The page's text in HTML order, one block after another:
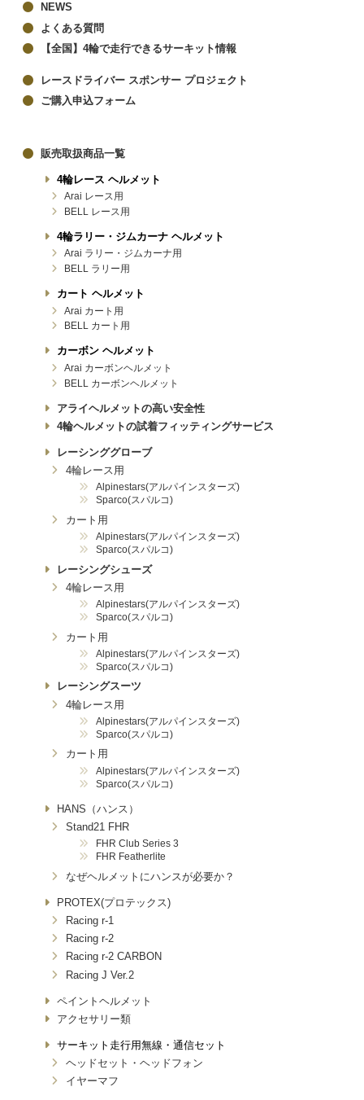
NEWS
よくある質問
【全国】4輪で走行できるサーキット情報
レースドライバー スポンサー プロジェクト
ご購入申込フォーム
販売取扱商品一覧
4輪レース ヘルメット
Arai レース用
BELL レース用
4輪ラリー・ジムカーナ ヘルメット
Arai ラリー・ジムカーナ用
BELL ラリー用
カート ヘルメット
Arai カート用
BELL カート用
カーボン ヘルメット
Arai カーボンヘルメット
BELL カーボンヘルメット
アライヘルメットの高い安全性
4輪ヘルメットの試着フィッティングサービス
レーシンググローブ
4輪レース用
Alpinestars(アルパインスターズ)
Sparco(スパルコ)
カート用
Alpinestars(アルパインスターズ)
Sparco(スパルコ)
レーシングシューズ
4輪レース用
Alpinestars(アルパインスターズ)
Sparco(スパルコ)
カート用
Alpinestars(アルパインスターズ)
Sparco(スパルコ)
レーシングスーツ
4輪レース用
Alpinestars(アルパインスターズ)
Sparco(スパルコ)
カート用
Alpinestars(アルパインスターズ)
Sparco(スパルコ)
HANS（ハンス）
Stand21 FHR
FHR Club Series 3
FHR Featherlite
なぜヘルメットにハンスが必要か？
PROTEX(プロテックス)
Racing r-1
Racing r-2
Racing r-2 CARBON
Racing J Ver.2
ペイントヘルメット
アクセサリー類
サーキット走行用無線・通信セット
ヘッドセット・ヘッドフォン
イヤーマフ